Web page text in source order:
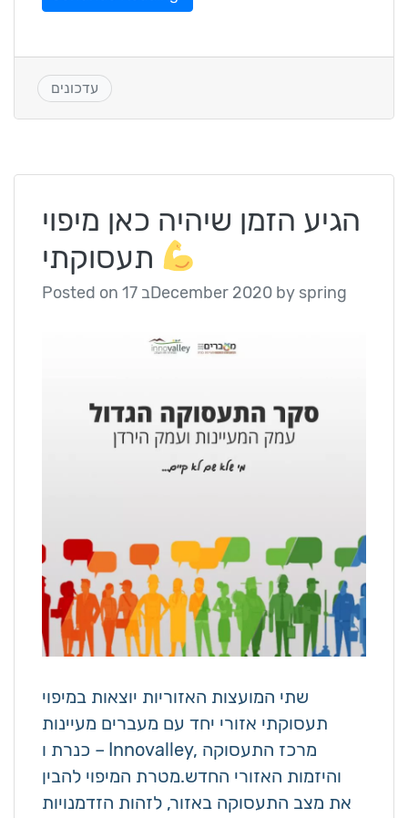
עדכונים
הגיע הזמן שיהיה כאן מיפוי
Posted on 17 בDecember 2020by spring
שתי המועצות האזוריות יוצאות במיפוי
תעסוקתי אזורי יחד עם מעברים מעיינות
כנרת ו – Innovalley, מרכז התעסוקה
והיזמות האזורי החדש.מטרת המיפוי להבין
את מצב התעסוקה באזור, לזהות הזדמנויות